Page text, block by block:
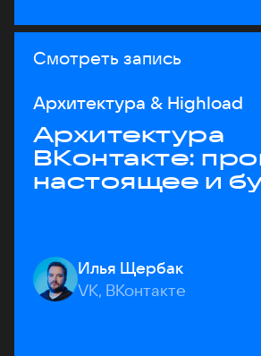
Смотреть запись
Архитектура & Highload
Архитектура
ВКонтакте:
настоящее и
Илья Щербак
VK, ВКонтакте